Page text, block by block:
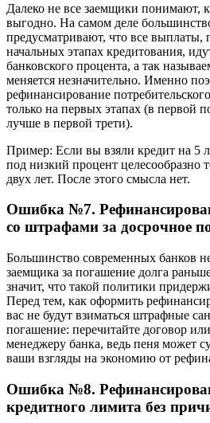
Далеко не все заемщики понимают,
выгодно. На самом деле
предусматривают, что все выплаты,
начальных этапах кредитования,
банковского процента, а так
меняется незначительно. Именно
рефинансирование
только на первых этапах (в первой
лучше в первой трети).
Пример: Если вы взяли кредит на 5
под низкий процент целесообразно
двух лет. После этого смысла нет.
Ошибка №7.
со штрафами за досрочное
Большинство современных банков
заемщика за погашение долга
значит, что такой политики
Перед тем, как оформить
вас не будут взиматься штрафные
погашение: перечитайте договор
менеджеру банка, ведь пеня может
ваши взгляды на экономию от
Ошибка №8.
кредитного лимита без